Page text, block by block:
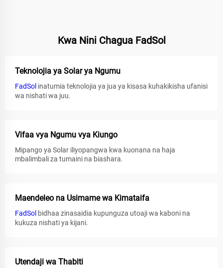
Kwa Nini Chagua FadSol
Teknolojia ya Solar ya Ngumu
FadSol inatumia teknolojia ya jua ya kisasa kuhakikisha ufanisi
wa nishati wa juu.
Vifaa vya Ngumu vya Kiungo
Mipango ya Solar iliyopangwa kwa kuonana na haja
mbalimbali za tumaini na biashara.
Maendeleo na Usimame wa Kimataifa
FadSol bidhaa zinasaidia kupunguza utoaji wa kaboni na
kukuza nishati ya kijani.
Utendaji wa Thabiti